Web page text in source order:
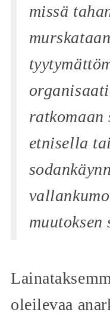
missä
ratkomaan
etnisella
muutoksen
oleilevaa